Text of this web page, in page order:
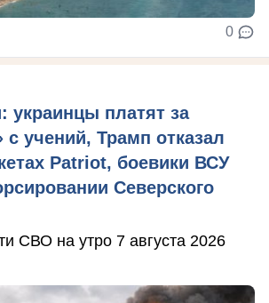
0
украинцы платят за
учений, Трамп отказал
Patriot, боевики ВСУ
Северского
СВО на утро 7 августа 2026